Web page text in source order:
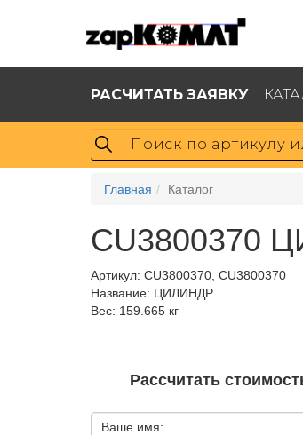
РАСЧИТАТЬ ЗАЯВКУ
Главная Каталог
CU3800370
Артикул: CU3800370, CU3800370
Название: ЦИЛИНДР
Вес: 159.665 кг
Рассчитать
Ваше имя: